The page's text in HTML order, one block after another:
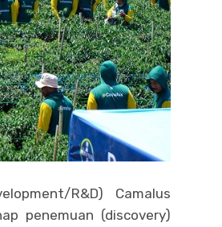
R&D) Camalus
penemuan (discovery)